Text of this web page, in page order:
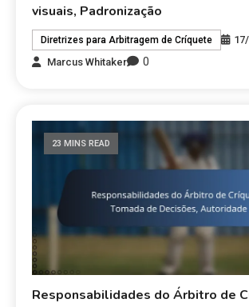
visuais, Padronização
Diretrizes para Arbitragem de Críquete
Marcus Whitaker
0
23 MINS READ
Responsabilidades do Árbitro de